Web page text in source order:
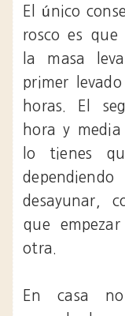
El único
rosco es
la masa
primer
horas. El
hora y
lo tienes
desayunar,
que
otra.
En casa